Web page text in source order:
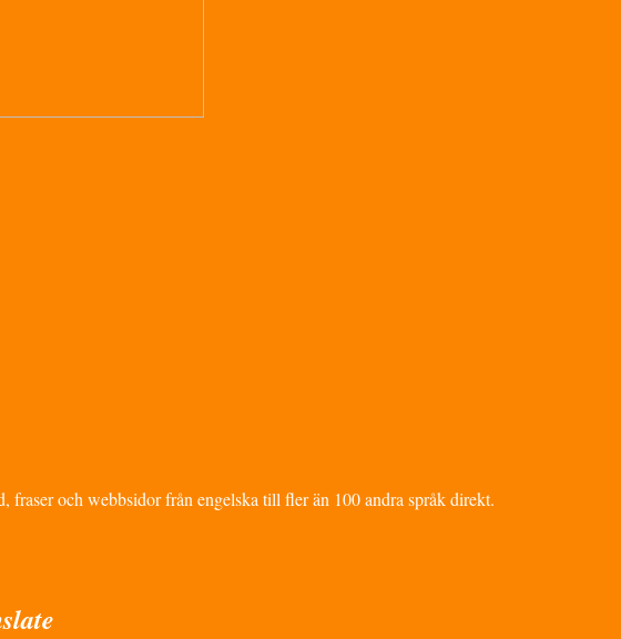
fraser och webbsidor från engelska till fler än 100 andra språk direkt.